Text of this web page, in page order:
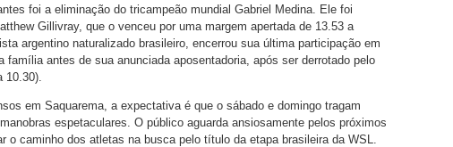
foi a eliminação do tricampeão mundial Gabriel Medina. Ele foi
Gillivray, que o venceu por uma margem apertada de 13.53 a
argentino naturalizado brasileiro, encerrou sua última participação em
família antes de sua anunciada aposentadoria, após ser derrotado pelo
10.30).
em Saquarema, a expectativa é que o sábado e domingo tragam
espetaculares. O público aguarda ansiosamente pelos próximos
o caminho dos atletas na busca pelo título da etapa brasileira da WSL.